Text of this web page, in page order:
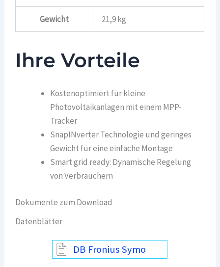
Gewicht 21,9 kg
Ihre Vorteile
Kostenoptimiert für kleine
Photovoltaikanlagen mit einem MPP-
Tracker
SnapINverter Technologie und geringes
Gewicht für eine einfache Montage
Smart grid ready: Dynamische Regelung
von Verbrauchern
Dokumente zum Download
Datenblätter
DB Fronius Symo